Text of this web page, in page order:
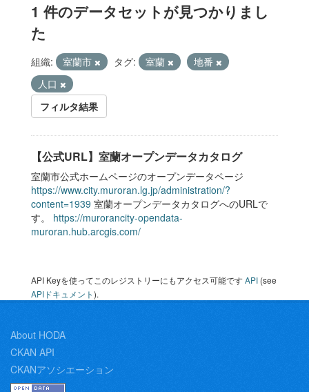
1 件のデータセットが見つかりまし
た
組織: 室蘭市 タグ: 室蘭
地番
人口
フィルタ結果
【公式URL】室蘭オープンデータカタログ
室蘭市公式ホームページのオープンデータページ
https://www.city.muroran.lg.jp/administration/?
content=1939 室蘭オープンデータカタログへのURLで
す。 https://murorancity-opendata-
muroran.hub.arcgis.com/
API Keyを使ってこのレジストリーにもアクセス可能ですAPI (see
APIドキュメント).
About HODA
CKAN API
CKANアソシエーション